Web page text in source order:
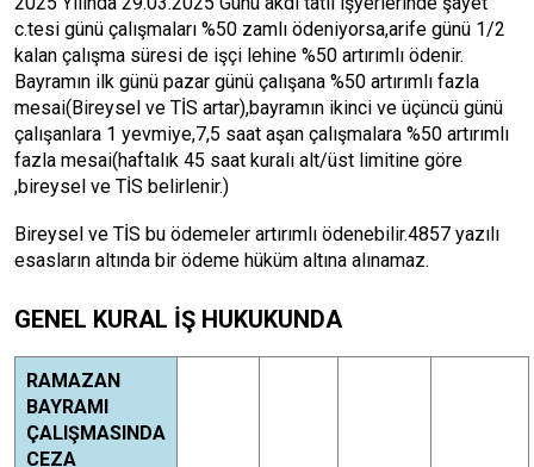
c.tesi günü çalışmaları %50 zamlı ödeniyorsa,arife günü 1/2
kalan çalışma süresi de işçi lehine %50 artırımlı ödenir.
Bayramın ilk günü pazar günü çalışana %50 artırımlı fazla
mesai(Bireysel ve TİS artar),bayramın ikinci ve üçüncü günü
çalışanlara 1 yevmiye,7,5 saat aşan çalışmalara %50 artırımlı
fazla mesai(haftalık 45 saat kuralı alt/üst limitine göre
,bireysel ve TİS belirlenir.)
Bireysel ve TİS bu ödemeler artırımlı ödenebilir.4857 yazılı
esasların altında bir ödeme hüküm altına alınamaz.
GENEL KURAL İŞ HUKUKUNDA
RAMAZAN
BAYRAMI
ÇALIŞMASINDA
CEZA